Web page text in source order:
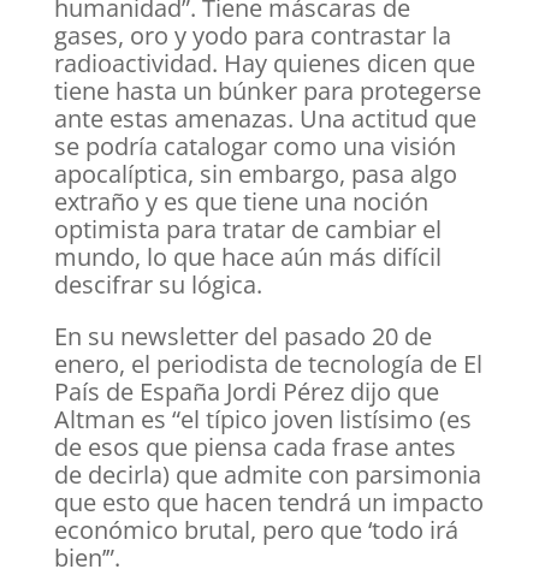
humanidad”. Tiene máscaras de
gases, oro y yodo para contrastar la
radioactividad. Hay quienes dicen que
tiene hasta un búnker para protegerse
ante estas amenazas. Una actitud que
se podría catalogar como una visión
apocalíptica, sin embargo, pasa algo
extraño y es que tiene una noción
optimista para tratar de cambiar el
mundo, lo que hace aún más difícil
descifrar su lógica.
En su newsletter del pasado 20 de
enero, el periodista de tecnología de El
País de España Jordi Pérez dijo que
Altman es “el típico joven listísimo (es
de esos que piensa cada frase antes
de decirla) que admite con parsimonia
que esto que hacen tendrá un impacto
económico brutal, pero que ‘todo irá
bien’”.